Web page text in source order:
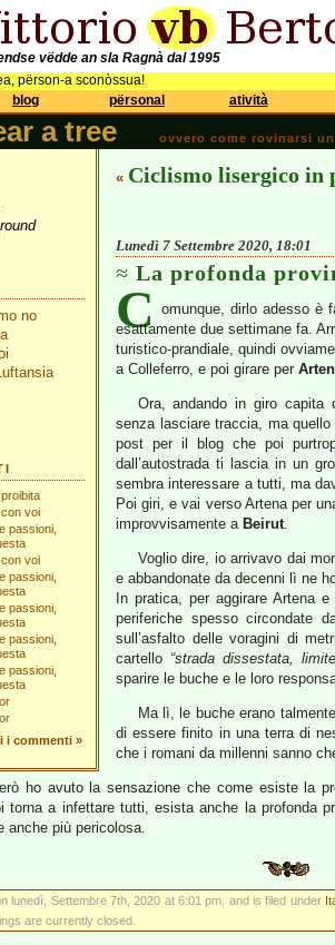
vëdde an sla Ragnà dal 1995
përson-a sconòssua!
blog përsonal atività
a tree ovvero come rovinarsi
no
voi
passioni,
voi
passioni,
passioni,
passioni,
passioni,
i commenti »
« Ciclismo lisergico in
Lunedì 7 Settembre 2020, 18:01
La profonda
C
omunque, dirlo adesso
esattamente due settimane fa.
turistico-prandiale, quindi
a Colleferro, e poi girare per
Ora, andando in giro capita
senza lasciare traccia, ma
post per il blog che poi
dall’autostrada ti lascia in un
sembra interessare a tutti, ma
Poi giri, e vai verso Artena per
improvvisamente a Beirut.
Voglio dire, io arrivavo dai
e abbandonate da decenni lì ne
In pratica, per aggirare Artena
periferiche spesso circondate
sull’asfalto delle voragini di
cartello “strada dissestata,
sparire le buche e le loro
Ma lì, le buche erano
di essere finito in una terra di
che i romani da millenni sanno
ho avuto la sensazione che come esiste la
torna a infettare tutti, esista anche la profonda
anche più pericolosa.
lunedì, Settembre 7th, 2020 at 6:01 pm, and is filed under
are currently closed.